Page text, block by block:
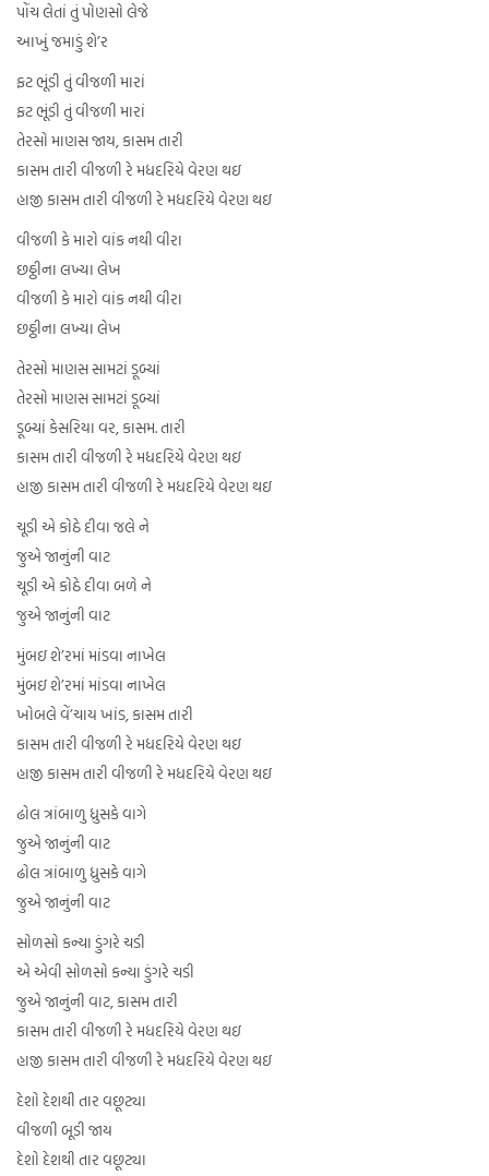
પોંચ લેતાં તું પોણસો લેજે
આખું જમાડું શે’ર
ફટ ભૂંડી તું વીજળી મારાં
ફટ ભૂંડી તું વીજળી મારાં
તેરસો માણસ જાય, કાસમ તારી
કાસમ તારી વીજળી રે મધદરિયે વેરણ થઇ
હાજી કાસમ તારી વીજળી રે મધદરિયે વેરણ થઇ
વીજળી કે મારો વાંક નથી વીરા
છઠ્ઠીના લખ્યા લેખ
વીજળી કે મારો વાંક નથી વીરા
છઠ્ઠીના લખ્યા લેખ
તેરસો માણસ સામટાં ડૂબ્યાં
તેરસો માણસ સામટાં ડૂબ્યાં
ડૂબ્યાં કેસરિયા વર, કાસમ. તારી
કાસમ તારી વીજળી રે મધદરિયે વેરણ થઇ
હાજી કાસમ તારી વીજળી રે મધદરિયે વેરણ થઇ
ચૂડી એ કોઠે દીવા જલે ને
જુએ જાનુંની વાટ
ચૂડી એ કોઠે દીવા બળે ને
જુએ જાનુંની વાટ
મુંબઇ શે’રમાં માંડવા નાખેલ
મુંબઇ શે’રમાં માંડવા નાખેલ
ખોબલે વેં’ચાય ખાંડ, કાસમ તારી
કાસમ તારી વીજળી રે મધદરિયે વેરણ થઇ
હાજી કાસમ તારી વીજળી રે મધદરિયે વેરણ થઇ
ઢોલ ત્રાંબાળુ ધ્રુસકે વાગે
જુએ જાનુંની વાટ
ઢોલ ત્રાંબાળુ ધ્રુસકે વાગે
જુએ જાનુંની વાટ
સોળસો કન્યા ડુંગરે ચડી
એ એવી સોળસો કન્યા ડુંગરે ચડી
જુએ જાનુંની વાટ, કાસમ તારી
કાસમ તારી વીજળી રે મધદરિયે વેરણ થઇ
હાજી કાસમ તારી વીજળી રે મધદરિયે વેરણ થઇ
દેશો દેશથી તાર વછૂટ્યા
વીજળી બૂડી જાય
દેશો દેશથી તાર વછૂટ્યા